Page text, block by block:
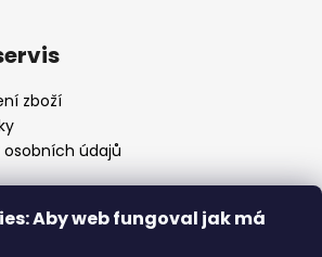
Aby web fungoval jak má
zboží
údajů